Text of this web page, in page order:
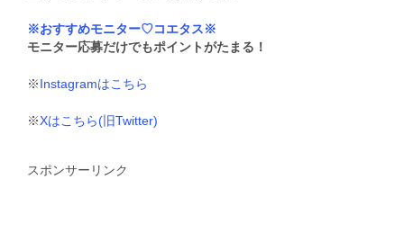
※おすすめモニター♡コエタス※
モニター応募だけでもポイントがたまる！
※Instagramはこちら
※Xはこちら(旧Twitter)
スポンサーリンク